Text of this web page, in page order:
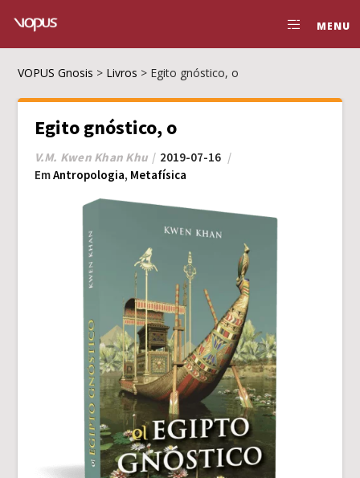
MENU
VOPUS Gnosis > Livros > Egito gnóstico, o
Egito gnóstico, o
V.M. Kwen Khan Khu
2019-07-16
EmAntropologia, Metafísica